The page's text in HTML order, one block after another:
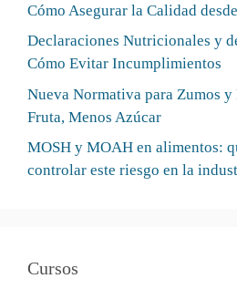
Cómo Asegurar la Calidad
Declaraciones Nutricionales y
Cómo Evitar Incumplimientos
Nueva Normativa para Zumos y
Fruta, Menos Azúcar
MOSH y MOAH en alimentos:
controlar este riesgo en la
Cursos